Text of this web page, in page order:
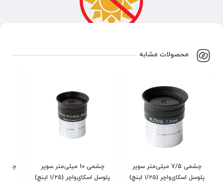
محصولات مشابه
چشمی 7/5 میلی‌متر سوپر
پلوسل اسکای‌واچر (۱/۲۵ اینچ)
چشمی 10 میلی‌متر سوپر
پلوسل اسکای‌واچر (۱/۲۵ اینچ)